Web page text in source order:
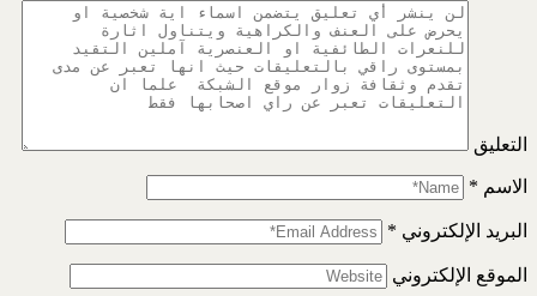
التعليق
الاسم *
البريد الإلكتروني *
الموقع الإلكتروني